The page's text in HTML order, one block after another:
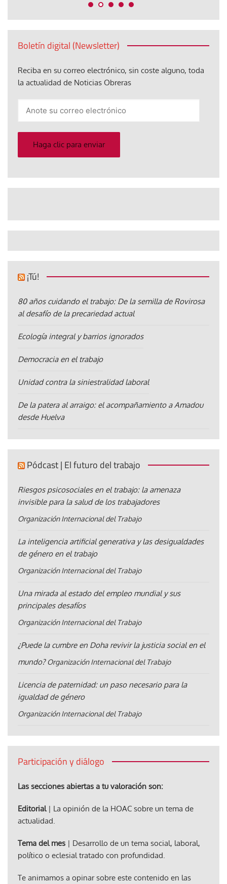
Boletín digital (Newsletter)
Reciba en su correo electrónico, sin coste alguno, toda
la actualidad de Noticias Obreras
electrónico
Haga clic para enviar
¡Tú!
80 años cuidando el trabajo: De la semilla de Rovirosa
al desafío de la precariedad actual
Ecología integral y barrios ignorados
Democracia en el trabajo
Unidad contra la siniestralidad laboral
De la patera al arraigo: el acompañamiento a Amadou
desde Huelva
Pódcast | El futuro del trabajo
Riesgos psicosociales en el trabajo: la amenaza
invisible para la salud de los trabajadores
Organización Internacional del Trabajo
La inteligencia artificial generativa y las desigualdades
de género en el trabajo
Organización Internacional del Trabajo
Una mirada al estado del empleo mundial y sus
principales desafíos
Organización Internacional del Trabajo
¿Puede la cumbre en Doha revivir la justicia social en el
mundo? Organización Internacional del Trabajo
Licencia de paternidad: un paso necesario para la
igualdad de género
Organización Internacional del Trabajo
Participación y diálogo
Las secciones abiertas a tu valoración son:
Editorial| La opinión de la HOAC sobre un tema de
actualidad.
Tema del mes | Desarrollo de un tema social, laboral,
político o eclesial tratado con profundidad.
Te animamos a opinar sobre este contenido en las